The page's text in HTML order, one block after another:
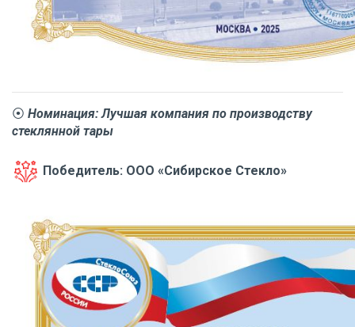
⦿ Номинация: Лучшая компания по производству
стеклянной тары
Победитель: ООО «Сибирское Стекло»